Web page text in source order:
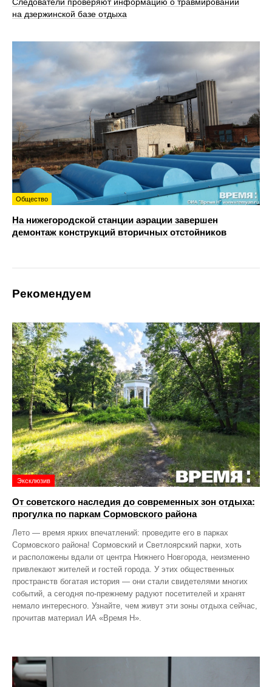
на дзержинской базе отдыха
Общество
На нижегородской станции аэрации завершен
демонтаж конструкций вторичных отстойников
Рекомендуем
Эксклюзив
От советского наследия до современных зон отдыха:
прогулка по паркам Сормовского района
Лето — время ярких впечатлений: проведите его в парках
Сормовского района! Сормовский и Светлоярский парки, хоть
и расположены вдали от центра Нижнего Новгорода, неизменно
привлекают жителей и гостей города. У этих общественных
пространств богатая история — они стали свидетелями многих
событий, а сегодня по‑прежнему радуют посетителей и хранят
немало интересного. Узнайте, чем живут эти зоны отдыха сейчас,
прочитав материал ИА «Время Н».